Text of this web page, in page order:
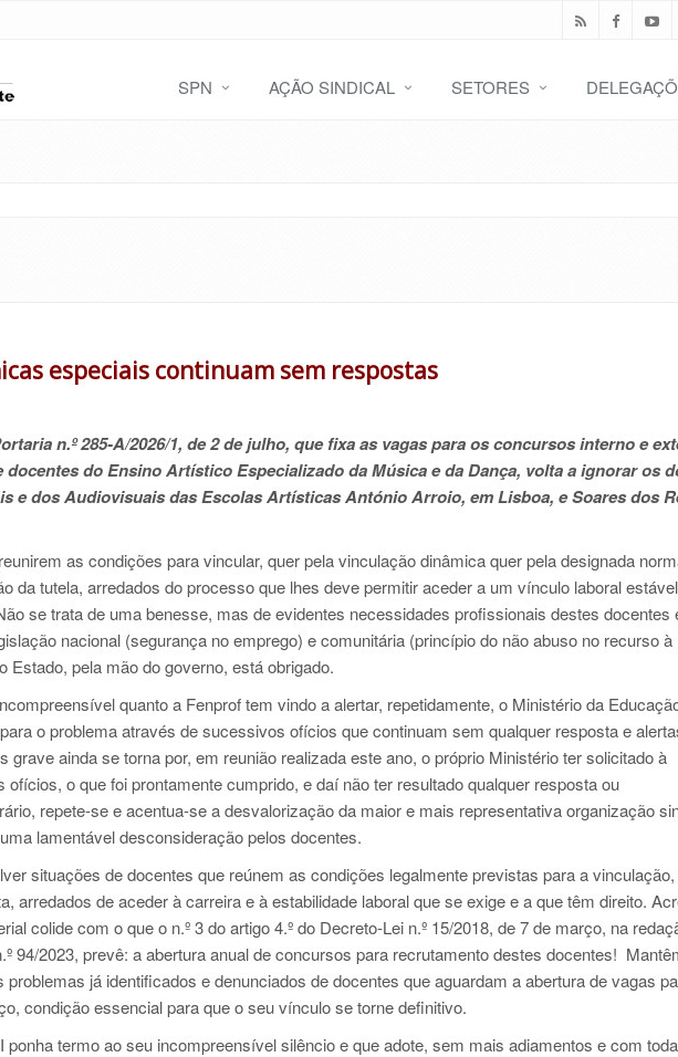
SPN AÇÃO SINDICAL SETORES
especiais continuam sem respostas
n.º 285-A/2026/1, de 2 de julho, que fixa as vagas para os concursos interno e
docentes do Ensino Artístico Especializado da Música e da Dança, volta a ignorar os
e dos Audiovisuais das Escolas Artísticas António Arroio, em Lisboa, e Soares dos
as condições para vincular, quer pela vinculação dinâmica quer pela designada
da tutela, arredados do processo que lhes deve permitir aceder a um vínculo laboral
se trata de uma benesse, mas de evidentes necessidades profissionais destes docentes
nacional (segurança no emprego) e comunitária (princípio do não abuso no recurso à
Estado, pela mão do governo, está obrigado.
quanto a Fenprof tem vindo a alertar, repetidamente, o Ministério da
o problema através de sucessivos ofícios que continuam sem qualquer resposta e
grave ainda se torna por, em reunião realizada este ano, o próprio Ministério ter solicitado à
ofícios, o que foi prontamente cumprido, e daí não ter resultado qualquer resposta ou
repete-se e acentua-se a desvalorização da maior e mais representativa organização
lamentável desconsideração pelos docentes.
situações de docentes que reúnem as condições legalmente previstas para a
arredados de aceder à carreira e à estabilidade laboral que se exige e a que têm direito.
colide com o que o n.º 3 do artigo 4.º do Decreto-Lei n.º 15/2018, de 7 de março, na
94/2023, prevê: a abertura anual de concursos para recrutamento destes docentes!
já identificados e denunciados de docentes que aguardam a abertura de vagas
condição essencial para que o seu vínculo se torne definitivo.
ponha termo ao seu incompreensível silêncio e que adote, sem mais adiamentos e com